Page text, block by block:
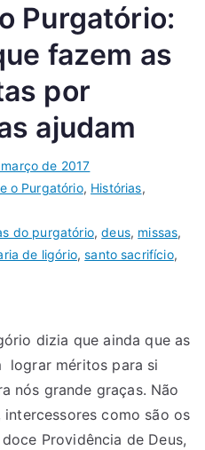
Purgatório:
fazem as
por
ajudam
de 2017
o Purgatório, Histórias,
do purgatório,deus, missas,
de ligório,santo sacrifício,
dizia que ainda que as
lograr méritos para si
nós grande graças. Não
como são os
Providência de Deus,